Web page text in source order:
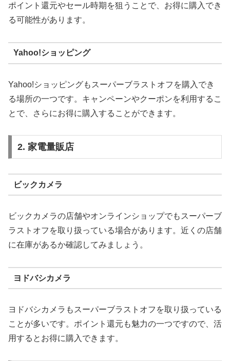
ポイント還元やセール時期を狙うことで、お得に購入でき
る可能性があります。
Yahoo!ショッピング
Yahoo!ショッピングもスーパーブラストオフを購入でき
る場所の一つです。キャンペーンやクーポンを利用するこ
とで、さらにお得に購入することができます。
2. 家電量販店
ビックカメラ
ビックカメラの店舗やオンラインショップでもスーパーブ
ラストオフを取り扱っている場合があります。近くの店舗
に在庫があるか確認してみましょう。
ヨドバシカメラ
ヨドバシカメラもスーパーブラストオフを取り扱っている
ことが多いです。ポイント還元も魅力の一つですので、活
用するとお得に購入できます。